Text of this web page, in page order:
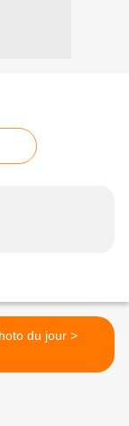
N - photo du jour >